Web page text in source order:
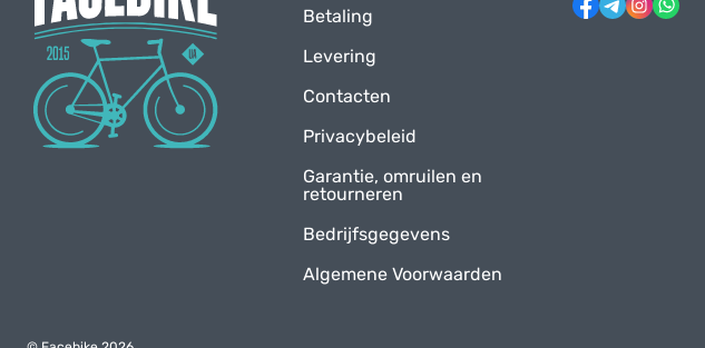
Betaling
Levering
Contacten
Privacybeleid
Garantie, omruilen en
retourneren
Bedrijfsgegevens
Algemene Voorwaarden